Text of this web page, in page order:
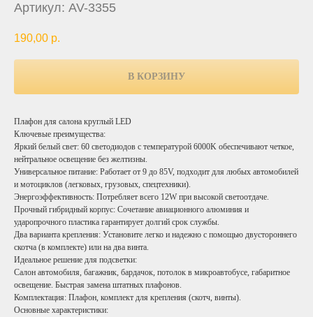
Артикул: AV-3355
190,00 р.
В КОРЗИНУ
Плафон для салона круглый LED
Ключевые преимущества:
Яркий белый свет: 60 светодиодов с температурой 6000K обеспечивают четкое,
нейтральное освещение без желтизны.
Универсальное питание: Работает от 9 до 85V, подходит для любых автомобилей
и мотоциклов (легковых, грузовых, спецтехники).
Энергоэффективность: Потребляет всего 12W при высокой светоотдаче.
Прочный гибридный корпус: Сочетание авиационного алюминия и
ударопрочного пластика гарантирует долгий срок службы.
Два варианта крепления: Установите легко и надежно с помощью двустороннего
скотча (в комплекте) или на два винта.
Идеальное решение для подсветки:
Салон автомобиля, багажник, бардачок, потолок в микроавтобусе, габаритное
освещение. Быстрая замена штатных плафонов.
Комплектация: Плафон, комплект для крепления (скотч, винты).
Основные характеристики: